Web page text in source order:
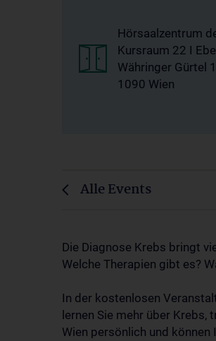
Hörsaalzentrum
Kursraum 22 I
Währinger Gürtel
1090 Wien
Alle Events
Die Diagnose Krebs bringt
Welche Therapien gibt es?
In der kostenlosen
lernen Sie mehr über
Wien persönlich und können